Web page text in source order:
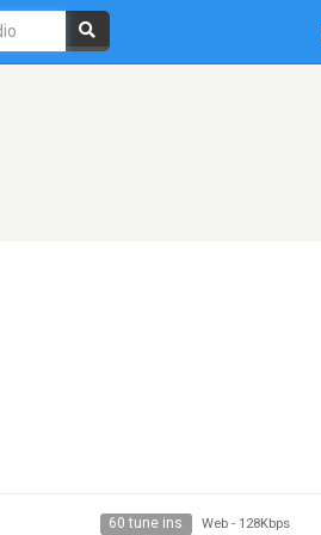
60 tune ins Web - 128Kbps